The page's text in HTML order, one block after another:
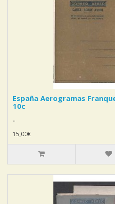
España Aerogramas
10c
..
15,00€